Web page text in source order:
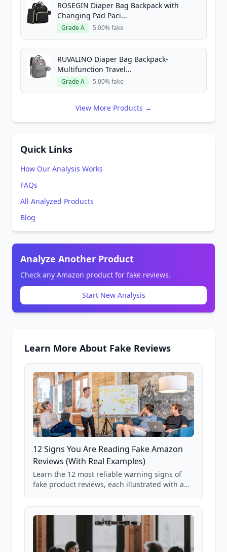
ROSEGIN Diaper Bag Backpack with
Changing Pad Paci...
Grade A 5.00% fake
RUVALINO Diaper Bag Backpack-
Multifunction Travel...
Grade A 5.00% fake
View More Products →
Quick Links
How Our Analysis Works
FAQs
All Analyzed Products
Blog
Analyze Another Product
Check any Amazon product for fake reviews.
Start New Analysis
Learn More About Fake Reviews
12 Signs You Are Reading Fake Amazon
Reviews (With Real Examples)
Learn the 12 most reliable warning signs of
fake product reviews, each illustrated with a
85,000+ analyzed Amazon listings.